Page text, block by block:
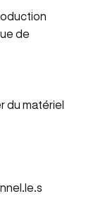
de
du matériel